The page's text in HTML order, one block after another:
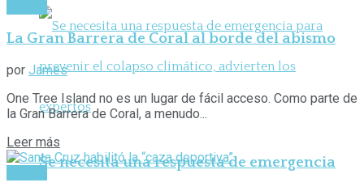
Se necesita una respuesta de emergencia
La Gran Barrera de Coral al borde del abismo
por James
One Tree Island no es un lugar de fácil acceso. Como parte de
la Gran Barrera de Coral, a menudo...
Leer más